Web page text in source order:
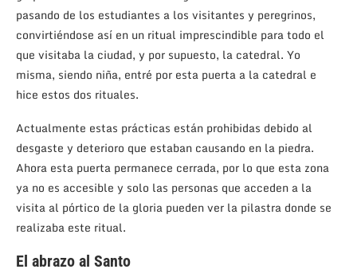
pasando de los estudiantes a los visitantes y peregrinos,
convirtiéndose así en un ritual imprescindible para todo el
que visitaba la ciudad, y por supuesto, la catedral. Yo
misma, siendo niña, entré por esta puerta a la catedral e
hice estos dos rituales.
Actualmente estas prácticas están prohibidas debido al
desgaste y deterioro que estaban causando en la piedra.
Ahora esta puerta permanece cerrada, por lo que esta zona
ya no es accesible y solo las personas que acceden a la
visita al pórtico de la gloria pueden ver la pilastra donde se
realizaba este ritual.
El abrazo al Santo